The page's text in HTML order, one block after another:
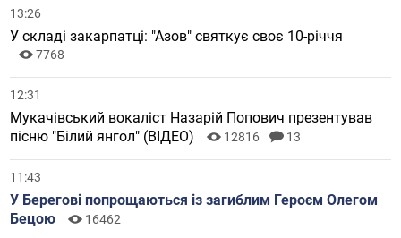
13:26
У складі закарпатці: "Азов" святкує своє 10-річчя
7768
12:31
Мукачівський вокаліст Назарій Попович презентував
пісню "Білий янгол" (ВІДЕО)
12816 13
11:43
У Берегові попрощаються із загиблим Героєм Олегом
Бецою
16462